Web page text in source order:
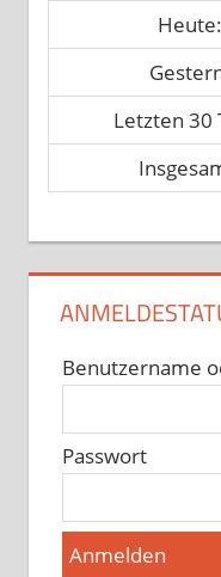
Heute:
Letzten 30
Benutzername
Passwort